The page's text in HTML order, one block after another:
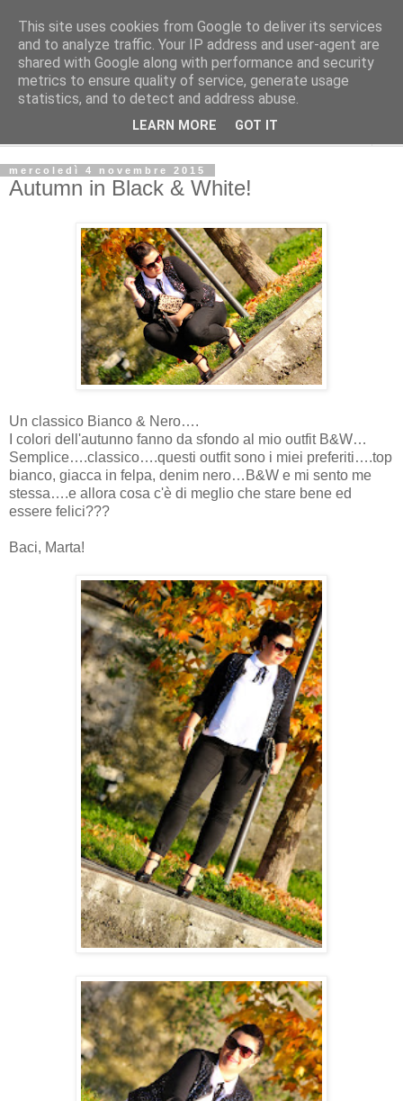
La Gatta Rosa Blog
By Marta Bardelli
mercoledì 4 novembre 2015
Autumn in Black & White!
Un classico Bianco & Nero….
I colori dell'autunno fanno da sfondo al mio outfit B&W…
Semplice….classico….questi outfit sono i miei preferiti….top
bianco, giacca in felpa, denim nero…B&W e mi sento me
stessa….e allora cosa c'è di meglio che stare bene ed
essere felici???
Baci, Marta!
This site uses cookies from Google to deliver its services
and to analyze traffic. Your IP address and user-agent are
shared with Google along with performance and security
metrics to ensure quality of service, generate usage
statistics, and to detect and address abuse.
LEARN MORE GOT IT